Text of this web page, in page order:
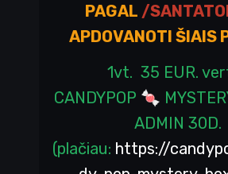
PAGAL /
APDOVANOTI ŠIAIS
1vt. 35 EUR.
CANDYPOP 🍬
ADMIN 30D.
(plačiau: https://